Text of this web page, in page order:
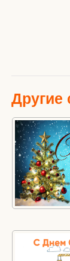
Другие